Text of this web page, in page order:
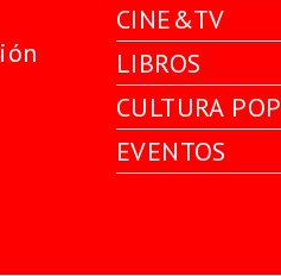
CINE&TV
LIBROS
CULTURA POP
EVENTOS